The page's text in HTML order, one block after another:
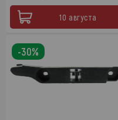
10 августа
-30%